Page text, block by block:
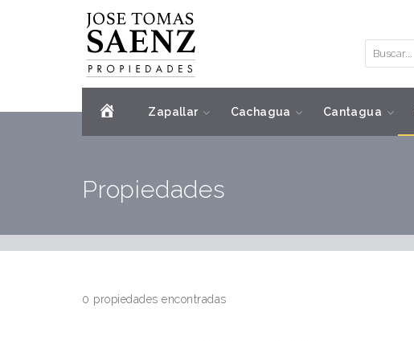
HomeZapallar Cachagua Cantagua
Propiedades
0 propiedades encontradas